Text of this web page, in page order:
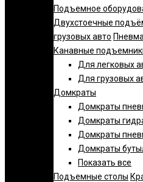
Подъемное
Двухстоечные
грузовых авто
Канавные
Для легковых
Для грузовых
Домкраты
Домкраты
Домкраты
Домкраты
Домкраты
Показать все
Подъемные столы